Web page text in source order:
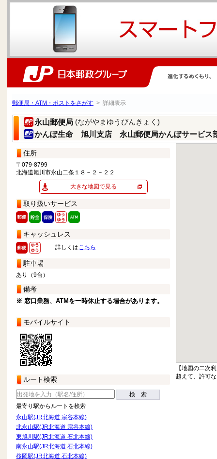
郵便局・ATM・ポストをさがす > 詳細表示
永山郵便局 (ながやまゆうびんきょく)
かんぽ生命 旭川支店 永山郵便局かんぽサービス
住所
〒079-8799
北海道旭川市永山二条１８－２－２２
大きな地図で見る
取り扱いサービス
キャッシュレス
詳しくはこちら
駐車場
あり（9台）
備考
※ 窓口業務、ATMを一時休止する場合があります。
モバイルサイト
ルート検索
検 索
最寄り駅からルートを検索
永山駅(JR北海道 宗谷本線)
北永山駅(JR北海道 宗谷本線)
東旭川駅(JR北海道 石北本線)
南永山駅(JR北海道 石北本線)
桜岡駅(JR北海道 石北本線)
【地図の二次
超えて、許可